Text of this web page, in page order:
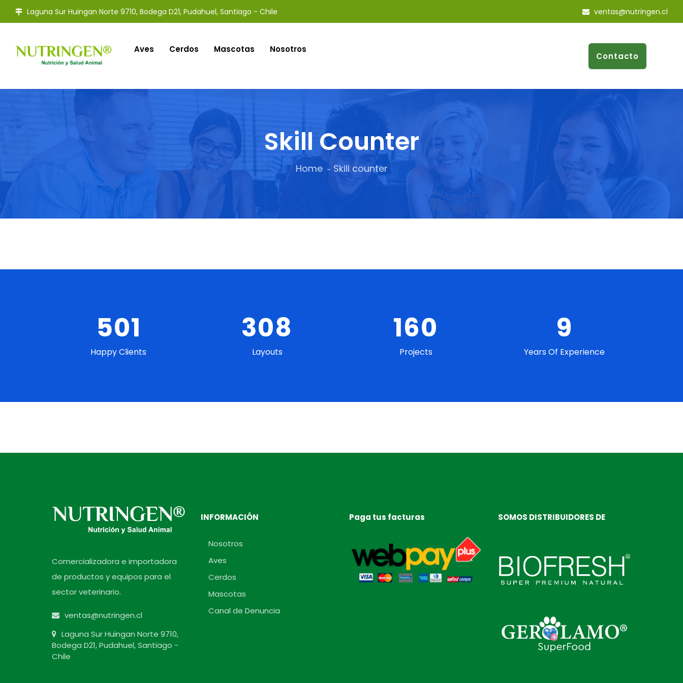
Laguna Sur Huingan Norte 9710, Bodega D21, Pudahuel, Santiago - Chile ventas@nutringen.cl
Aves Cerdos Mascotas Nosotros
Contacto
Skill Counter
Home Skill counter
547
Happy Clients
337
Layouts
175
Projects
9
Years Of Experience
Comercializadora e importadora
de productos y equipos para el
sector veterinario.
ventas@nutringen.cl
Laguna Sur Huingan Norte 9710,
Bodega D21, Pudahuel, Santiago -
Chile
INFORMACIÓN
Nosotros
Aves
Cerdos
Mascotas
Canal de Denuncia
Paga tus facturas SOMOS DISTRIBUIDORES DE